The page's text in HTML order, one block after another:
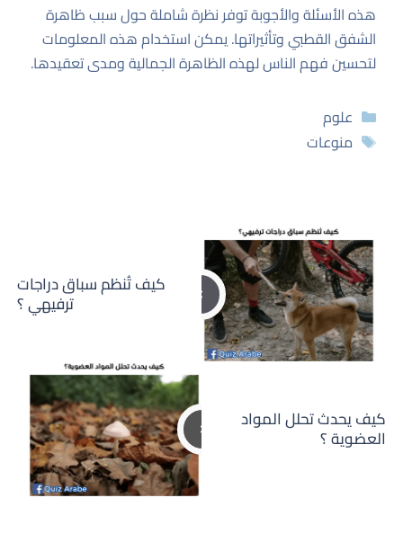
هذه الأسئلة والأجوبة توفر نظرة شاملة حول سبب ظاهرة
الشفق القطبي وتأثيراتها. يمكن استخدام هذه المعلومات
لتحسين فهم الناس لهذه الظاهرة الجمالية ومدى تعقيدها.
التصنيفات
علوم
الوسوم
منوعات
كيف تُنظم سباق دراجات
ترفيهي ؟
كيف يحدث تحلل المواد
العضوية ؟